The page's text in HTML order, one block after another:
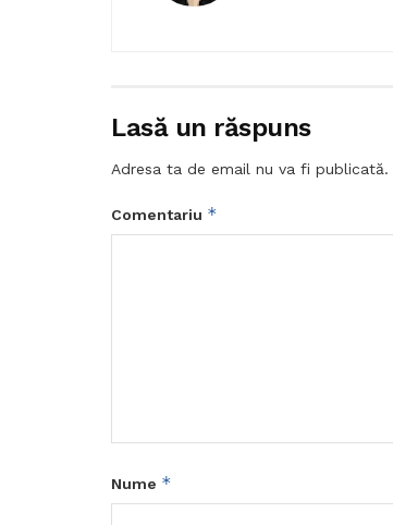
Lasă un răspuns
Adresa ta de email nu va fi publicată.
Comentariu *
Nume *